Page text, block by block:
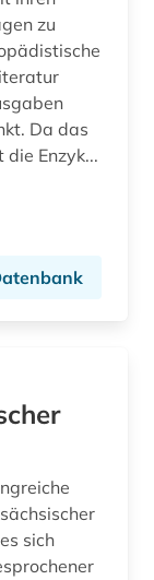
zu
Enzyk...
sich